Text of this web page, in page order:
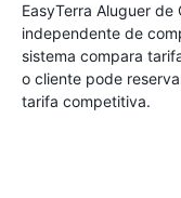
EasyTerra Aluguer de
independente de
sistema compara
o cliente pode
tarifa competitiva.